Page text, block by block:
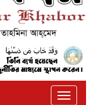
Toggle